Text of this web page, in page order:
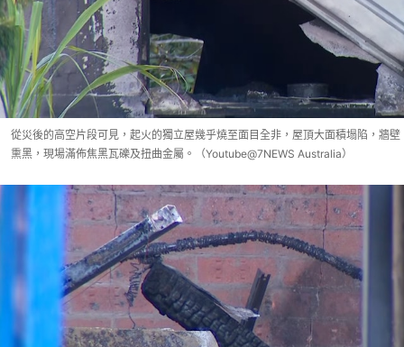
從災後的高空片段可見，起火的獨立屋幾乎燒至面目全非，屋頂大面積塌陷，牆壁
熏黑，現場滿佈焦黑瓦礫及扭曲金屬。（Youtube@7NEWS Australia）